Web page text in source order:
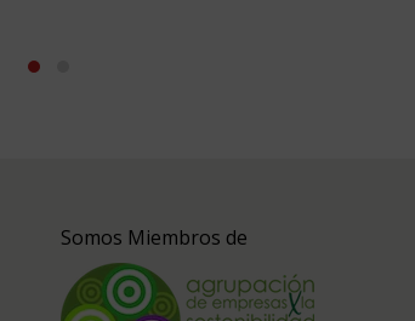
Somos Miembros de